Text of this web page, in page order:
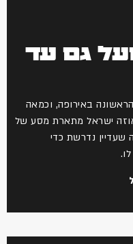
גם עד
באירופה, וכמאה
ישראל מתארת מסע של
שעדיין נדרשת כדי